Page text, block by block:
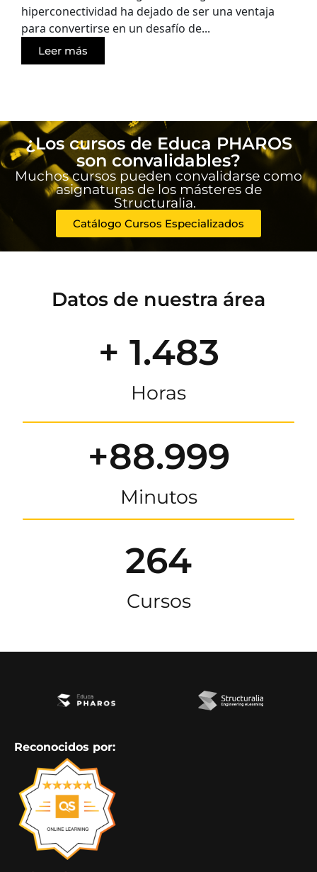
hiperconectividad ha dejado de ser una ventaja
para convertirse en un desafío de...
Leer más
¿Los cursos de Educa PHAROS
son convalidables?
Muchos cursos pueden convalidarse como
asignaturas de los másteres de
Structuralia.
Catálogo Cursos Especializados
Datos de nuestra área
+ 1.483
Horas
+88.999
Minutos
264
Cursos
Reconocidos por: